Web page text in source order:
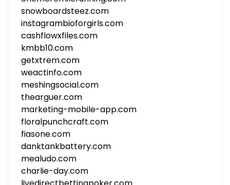
snowboardsteez.com
instagrambioforgirls.com
cashflowxfiles.com
kmbb10.com
getxtrem.com
weactinfo.com
meshingsocial.com
thearguer.com
marketing-mobile-app.com
floralpunchcraft.com
fiasone.com
danktankbattery.com
mealudo.com
charlie-day.com